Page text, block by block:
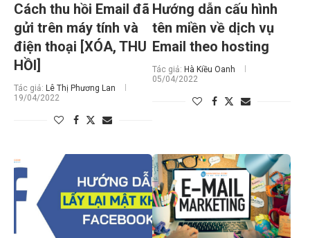
Cách thu hồi Email đã
gửi trên máy tính và
điện thoại [XÓA, THU
HỒI]
Tác giả: Lê Thị Phương Lan
19/04/2022
Hướng dẫn cấu hình
tên miền về dịch vụ
Email theo hosting
Tác giả: Hà Kiều Oanh
05/04/2022